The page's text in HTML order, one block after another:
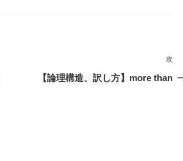
次
の
次
【論理構造、訳し方】more than